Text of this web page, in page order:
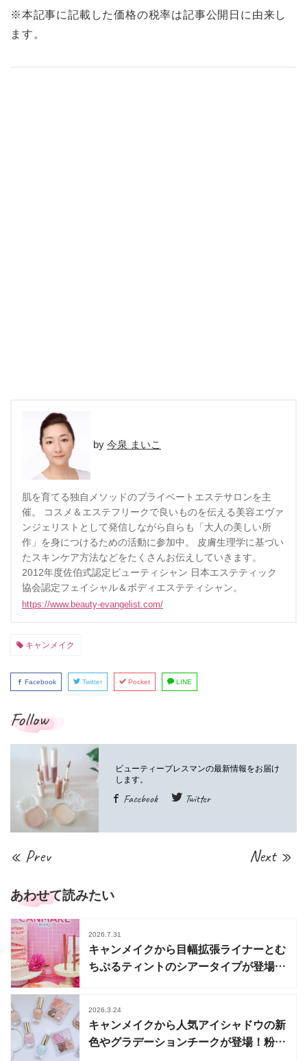
※本記事に記載した価格の税率は記事公開日に由来し
ます。
今泉 まいこ
肌を育てる独自メソッドのプライベートエステサロンを主
催。 コスメ＆エステフリークで良いものを伝える美容エヴァ
ンジェリストとして発信しながら自らも「大人の美しい所
作」を身につけるための活動に参加中。 皮膚生理学に基づい
たスキンケア方法などをたくさんお伝えしていきます。
2012年度佐伯式認定ビューティシャン 日本エステティック
協会認定フェイシャル＆ボディエステティシャン。
https://www.beauty-evangelist.com/
キャンメイク
Facebook Twitter Pocket LINE
Follow
Facebook Twitter
« Prev Next »
あわせて読みたい
2026.7.31
キャンメイクから目幅拡張ライナーとむ
ちぷるティントのシアータイプが登場！
2026.3.24
キャンメイクから人気アイシャドウの新
色やグラデーションチークが登場！粉感